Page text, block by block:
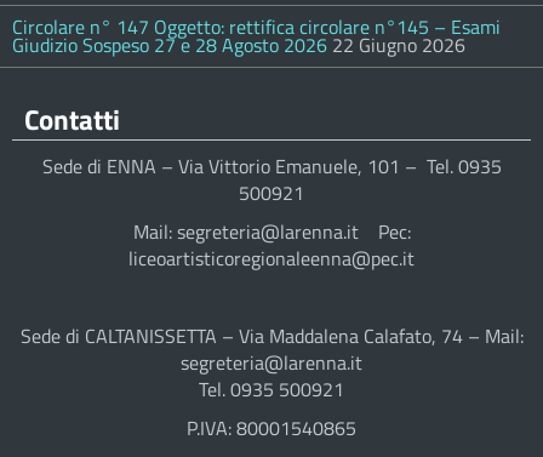
Circolare n° 147 Oggetto: rettifica circolare n°145 – Esami
Giudizio Sospeso 27 e 28 Agosto 2026 22 Giugno 2026
Contatti
Sede di ENNA – Via Vittorio Emanuele, 101 – Tel. 0935
500921
Mail: segreteria@larenna.it Pec:
liceoartisticoregionaleenna@pec.it
Sede di CALTANISSETTA – Via Maddalena Calafato, 74 – Mail:
segreteria@larenna.it
Tel. 0935 500921
P.IVA: 80001540865